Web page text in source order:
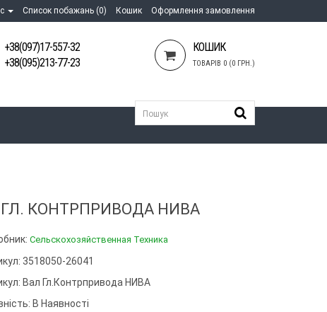
Список побажань (0) Кошик Оформлення замовлення
+38(097)17-557-32
+38(095)213-77-23
КОШИК
ТОВАРІВ 0 (0 ГРН.)
КОНТРПРИВОДА НИВА
Сельскохозяйственная Техника
3518050-26041
Вал Гл.контрпривода НИВА
В Наявності